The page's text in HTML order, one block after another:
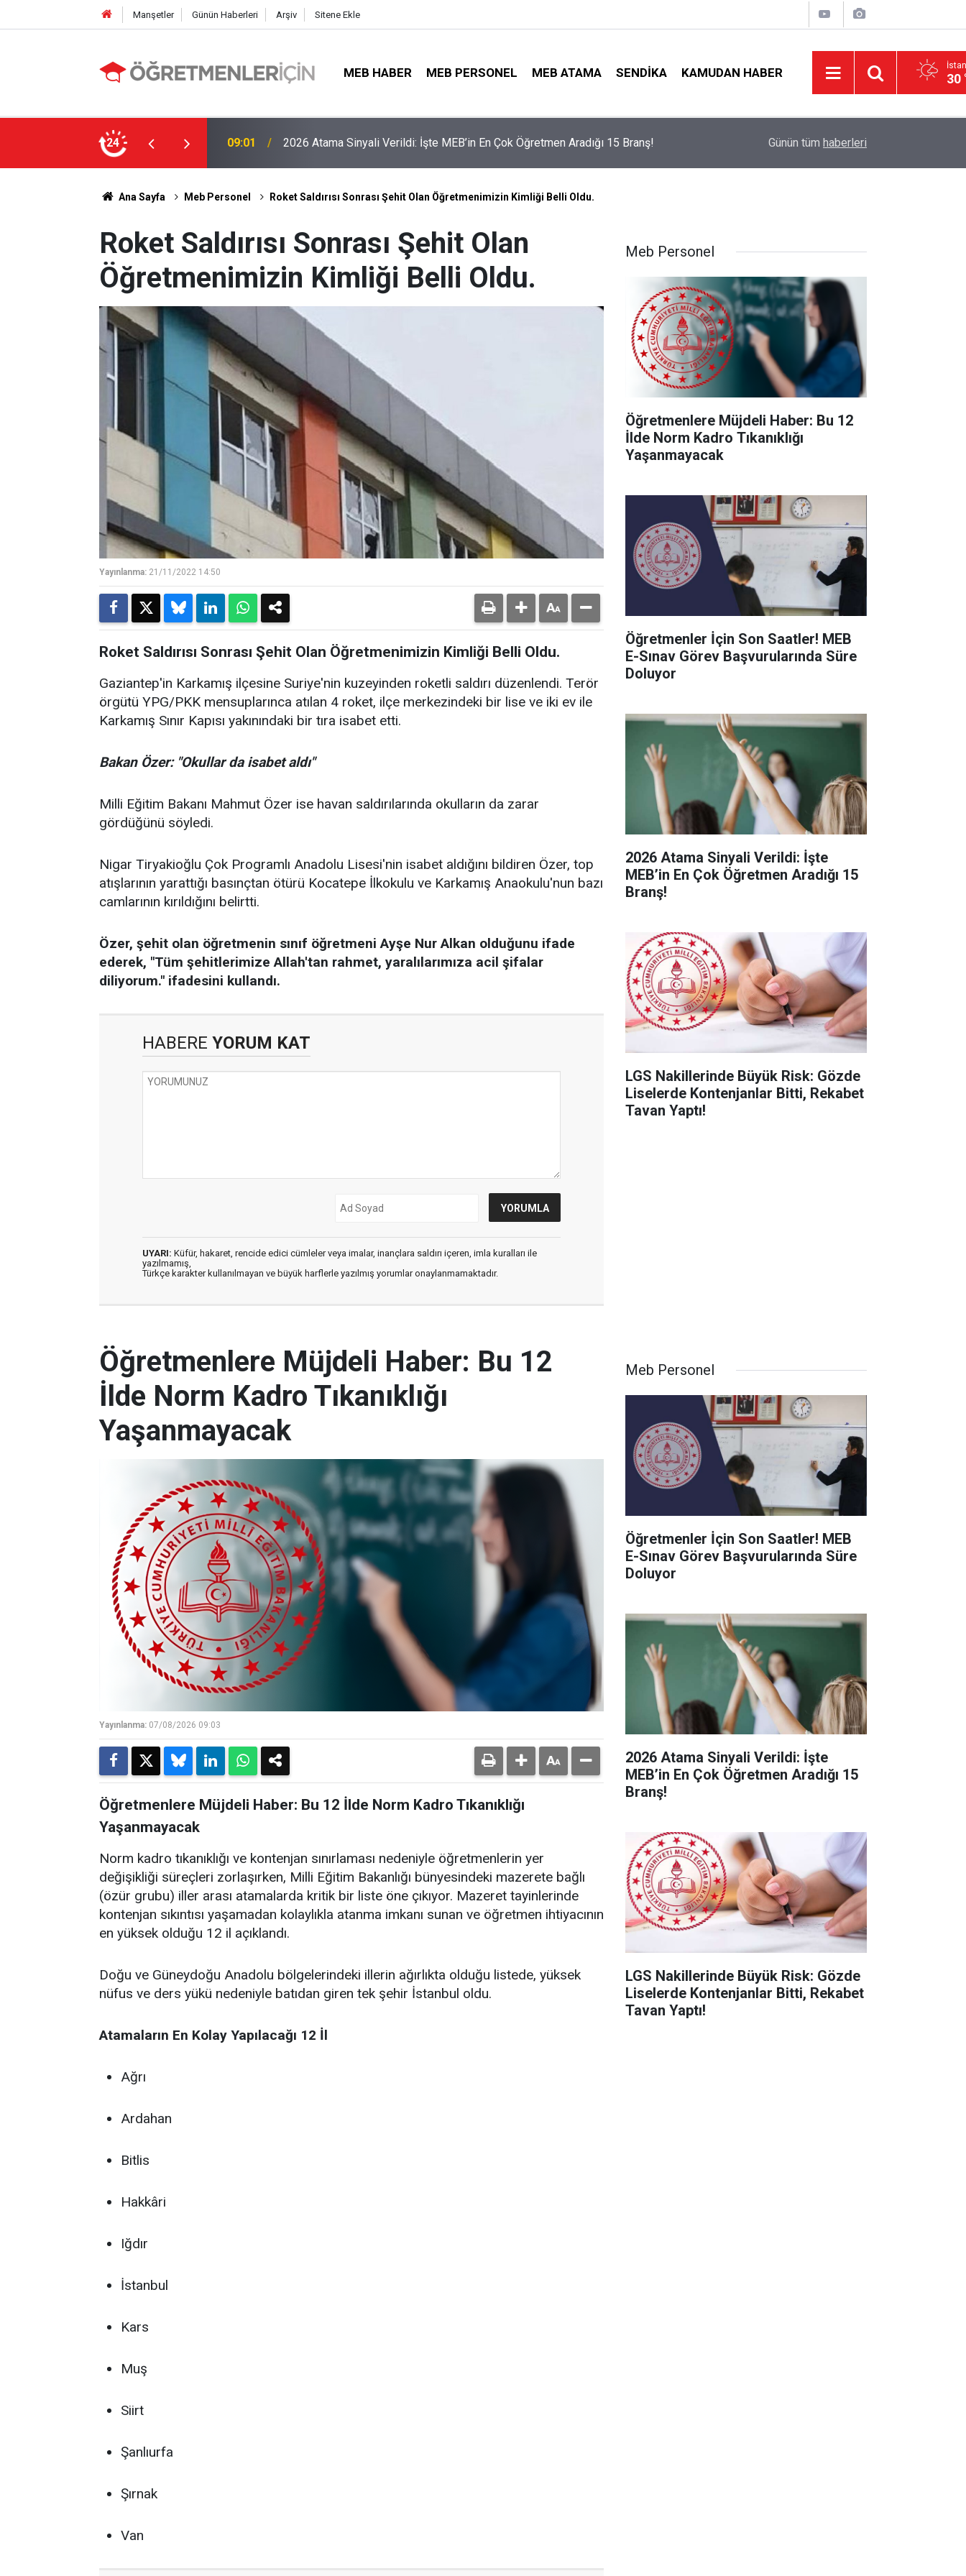
Manşetler Günün Haberleri Arşiv Sitene Ekle
MEB HABER MEB PERSONEL MEB ATAMA SENDIKA KAMUDAN HABER 30
24
En Çok Öğretmen Aradığı 15 Branş! 19:00
LGS Nakillerinde Büyük Risk: Gözde Liselerde Kontenjanlar Bitti, Rekabet
Tavan Yaptı!
İlçe Milli Eğitim Müdürü Ataması Yapıldı
Günün tüm haberleri
Ana Sayfa Meb Personel Roket Saldırısı Sonrası Şehit Olan Öğretmenimizin Kimliği Belli Oldu.
Roket Saldırısı Sonrası Şehit Olan
Öğretmenimizin Kimliği Belli Oldu.
Yayınlanma: 21/11/2022 14:50
Roket Saldırısı Sonrası Şehit Olan Öğretmenimizin Kimliği Belli Oldu.
Gaziantep'in Karkamış ilçesine Suriye'nin kuzeyinden roketli saldırı düzenlendi. Terör
örgütü YPG/PKK mensuplarınca atılan 4 roket, ilçe merkezindeki bir lise ve iki ev ile
Karkamış Sınır Kapısı yakınındaki bir tıra isabet etti.
Bakan Özer: "Okullar da isabet aldı"
Milli Eğitim Bakanı Mahmut Özer ise havan saldırılarında okulların da zarar
gördüğünü söyledi.
Nigar Tiryakioğlu Çok Programlı Anadolu Lisesi'nin isabet aldığını bildiren Özer, top
atışlarının yarattığı basınçtan ötürü Kocatepe İlkokulu ve Karkamış Anaokulu'nun bazı
camlarının kırıldığını belirtti.
Özer, şehit olan öğretmenin sınıf öğretmeni Ayşe Nur Alkan olduğunu ifade
ederek, "Tüm şehitlerimize Allah'tan rahmet, yaralılarımıza acil şifalar
diliyorum." ifadesini kullandı.
HABERE YORUM KAT
UYARI: Küfür, hakaret, rencide edici cümleler veya imalar, inançlara saldırı içeren, imla kuralları ile
yazılmamış,
Türkçe karakter kullanılmayan ve büyük harflerle yazılmış yorumlar onaylanmamaktadır.
Meb Personel
Öğretmenlere Müjdeli Haber: Bu 12
İlde Norm Kadro Tıkanıklığı
Yaşanmayacak
Öğretmenler İçin Son Saatler! MEB
E-Sınav Görev Başvurularında Süre
Doluyor
2026 Atama Sinyali Verildi: İşte
MEB’in En Çok Öğretmen Aradığı 15
Branş!
LGS Nakillerinde Büyük Risk: Gözde
Liselerde Kontenjanlar Bitti, Rekabet
Tavan Yaptı!
Öğretmenlere Müjdeli Haber: Bu 12
İlde Norm Kadro Tıkanıklığı
Yaşanmayacak
Yayınlanma: 07/08/2026 09:03
Öğretmenlere Müjdeli Haber: Bu 12 İlde Norm Kadro Tıkanıklığı
Yaşanmayacak
Norm kadro tıkanıklığı ve kontenjan sınırlaması nedeniyle öğretmenlerin yer
değişikliği süreçleri zorlaşırken, Milli Eğitim Bakanlığı bünyesindeki mazerete bağlı
(özür grubu) iller arası atamalarda kritik bir liste öne çıkıyor. Mazeret tayinlerinde
kontenjan sıkıntısı yaşamadan kolaylıkla atanma imkanı sunan ve öğretmen ihtiyacının
en yüksek olduğu 12 il açıklandı.
Doğu ve Güneydoğu Anadolu bölgelerindeki illerin ağırlıkta olduğu listede, yüksek
nüfus ve ders yükü nedeniyle batıdan giren tek şehir İstanbul oldu.
Atamaların En Kolay Yapılacağı 12 İl
Ağrı
Ardahan
Bitlis
Hakkâri
Iğdır
İstanbul
Kars
Muş
Siirt
Şanlıurfa
Şırnak
Van
Meb Personel
Öğretmenler İçin Son Saatler! MEB
E-Sınav Görev Başvurularında Süre
Doluyor
2026 Atama Sinyali Verildi: İşte
MEB’in En Çok Öğretmen Aradığı 15
Branş!
LGS Nakillerinde Büyük Risk: Gözde
Liselerde Kontenjanlar Bitti, Rekabet
Tavan Yaptı!